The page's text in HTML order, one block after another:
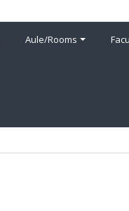
Aule/Rooms